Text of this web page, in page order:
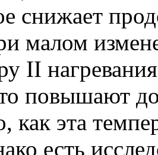
снижает
малом
II
повышают
как эта
есть